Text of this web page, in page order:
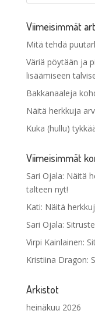
Viimeisimmät
Mitä tehdä
Väriä pöytään ja
lisäämiseen
Bakkanaaleja
Näitä herkkuja
Kuka (hullu)
Viimeisimmät
Sari Ojala: Näitä
talteen nyt!
Kati: Näitä
Sari Ojala:
Virpi Kainlainen:
Kristiina Dragon:
Arkistot
heinäkuu 2026